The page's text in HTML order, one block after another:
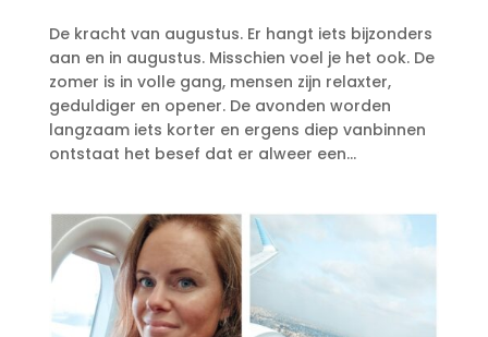
De kracht van augustus. Er hangt iets bijzonders
aan en in augustus. Misschien voel je het ook. De
zomer is in volle gang, mensen zijn relaxter,
geduldiger en opener. De avonden worden
langzaam iets korter en ergens diep vanbinnen
ontstaat het besef dat er alweer een...